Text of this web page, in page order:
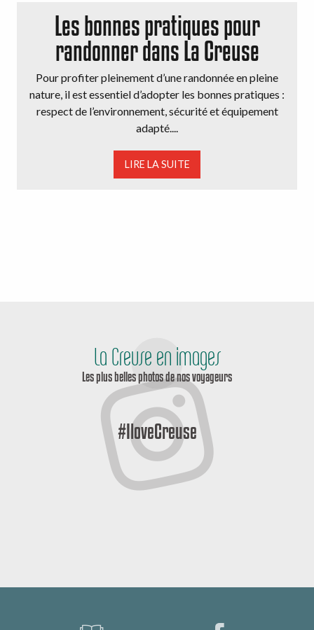
Les bonnes pratiques pour
randonner dans La Creuse
Pour profiter pleinement d’une randonnée en pleine
nature, il est essentiel d’adopter les bonnes pratiques :
respect de l’environnement, sécurité et équipement
adapté....
LIRE LA SUITE
La Creuse en images
Les plus belles photos de nos voyageurs
#IloveCreuse